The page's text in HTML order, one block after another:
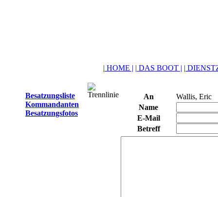
| HOME | | DAS BOOT | |
Besatzungsliste
Kommandanten
Besatzungsfotos
An
Wallis, Eric
Name
E-Mail
Betreff